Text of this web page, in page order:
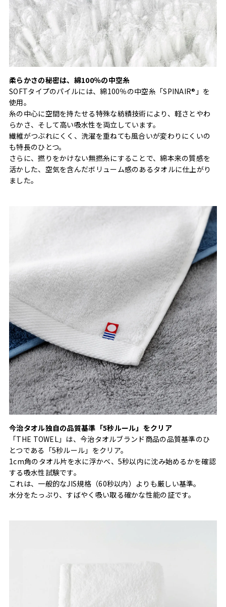
柔らかさの秘密は、綿100％の中空糸
SOFTタイプのパイルには、綿100％の中空糸「SPINAIR®」を
使用。
糸の中心に空間を持たせる特殊な紡績技術により、軽さとやわ
らかさ、そして高い吸水性を両立しています。
繊維がつぶれにくく、洗濯を重ねても風合いが変わりにくいの
も特長のひとつ。
さらに、撚りをかけない無撚糸にすることで、綿本来の質感を
活かした、空気を含んだボリューム感のあるタオルに仕上がり
ました。
今治タオル独自の品質基準「5秒ルール」をクリア
「THE TOWEL」は、今治タオルブランド商品の品質基準のひ
とつである「5秒ルール」をクリア。
1cm角のタオル片を水に浮かべ、5秒以内に沈み始めるかを確認
する吸水性試験です。
これは、一般的なJIS規格（60秒以内）よりも厳しい基準。
水分をたっぷり、すばやく吸い取る確かな性能の証です。